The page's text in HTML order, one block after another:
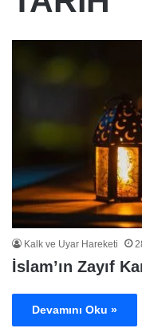
Kalk ve Uyar Hareketi
İslam’ın Zayıf
Devamını Oku »